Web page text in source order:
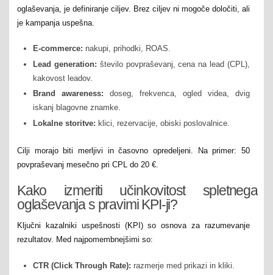
oglaševanja, je definiranje ciljev. Brez ciljev ni mogoče določiti, ali
je kampanja uspešna.
E-commerce: nakupi, prihodki, ROAS.
Lead generation: število povpraševanj, cena na lead (CPL),
kakovost leadov.
Brand awareness: doseg, frekvenca, ogled videa, dvig
iskanj blagovne znamke.
Lokalne storitve: klici, rezervacije, obiski poslovalnice.
Cilji morajo biti merljivi in časovno opredeljeni. Na primer: 50
povpraševanj mesečno pri CPL do 20 €.
Kako izmeriti učinkovitost spletnega
oglaševanja s pravimi KPI-ji?
Ključni kazalniki uspešnosti (KPI) so osnova za razumevanje
rezultatov. Med najpomembnejšimi so:
CTR (Click Through Rate): razmerje med prikazi in kliki.